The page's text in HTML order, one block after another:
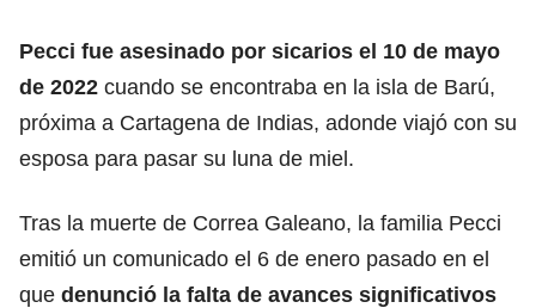
Pecci fue asesinado por sicarios el 10 de mayo
de 2022 cuando se encontraba en la isla de Barú,
próxima a Cartagena de Indias, adonde viajó con su
esposa para pasar su luna de miel.
Tras la muerte de Correa Galeano, la familia Pecci
emitió un comunicado el 6 de enero pasado en el
que denunció la falta de avances significativos